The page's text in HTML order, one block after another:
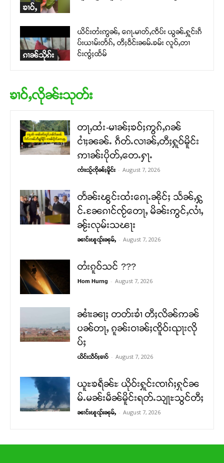
ၶၢဝ်ႇ
ၵၢၼ်သိုၵ်း
ယိင်းတႆးဢွၼ်ႇ ၵေႃႉမၢတ်ႇၸဵပ်း ယွၼ်ႉႁူင်းၵဵ
ပ်းယၢမ်းတႅၵ်ႇ တီႈဝဵင်းၼမ်ႉၶမ်း လူဝ်ႇတၢ
င်းၸွႆႈထႅမ်
ၶၢဝ်ႇလိုၼ်းသုတ်း
တႃႇထႆး-မၢၼ်ႈၶဝ်ႈဢွၵ်ႇၵၼ်
ငၢႆႈၼၼ်ႉ ၵဵတ်ႉလၢၼ်ႇတီႈႁူဝ်မိူင်း
ဢၢၼ်းပိုတ်ႇတေႉႁႃႉ
ၸၢႆးသႂ်ၸိုၼ်ႈမိူင်း - August 7, 2026
တႅၼ်းၽွင်းထႆးၵေႃႉၼိုင်ႈ သႅၼ်ႇႁွ
င်ႉၼႄၵၢင်ၸႂ်တေႃႇ မိၼ်းဢွင်ႇလၢႆႇ
ၼႂ်းလုမ်းသၽႃး
ၼၢင်းၽူၺ်းၼုမ်ႇ - August 7, 2026
တႆးၵူဝ်သင် ???
Hom Hurng - August 7, 2026
ၼၢႆးၼႃႈ တတ်းၶၢႆ တီႈလိၼ်ဢၼ်
ပၼ်တႃႇ ၵူၼ်းဝၢၼ်ႈၸိူဝ်းၺႃးလို
ပ်ႈ
ယိင်းသဵဝ်ႈၶၢဝ် - August 7, 2026
ယူႊၶရဵၼ်ႊ ယိုဝ်းႁူင်းၸၢၵ်ႈႁုင်ၼ
မ်ႉမၼ်းမဵၼ်မိူင်းရတ်ႉသျႃႊသွင်တီႈ
ၼၢင်းၽူၺ်းၼုမ်ႇ - August 7, 2026